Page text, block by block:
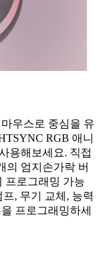
우스로 중심을 유
RGB 애니
용해보세요. 직접
의 엄지손가락 버
프로그래밍 가능
, 무기 교체, 능력
프로그래밍하세